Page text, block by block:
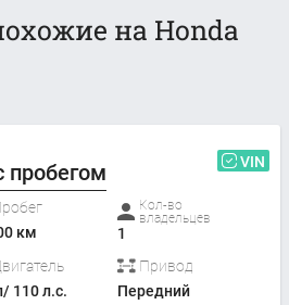
на Honda
пробегом VIN
км
Кол-во
владельцев
1
110 л.с.
Привод
Передний